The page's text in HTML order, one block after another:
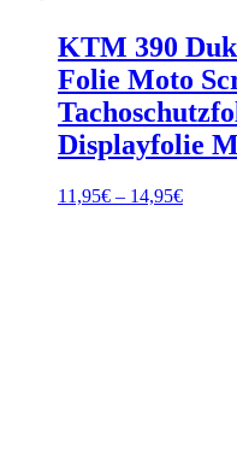
KTM 390
Folie Moto
Displayfolie
11,95€ – 14,95€